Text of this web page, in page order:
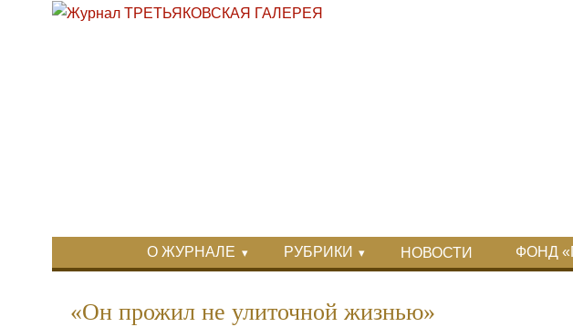
Перейти к основному содержанию
Skip to search
О ЖУРНАЛЕ РУБРИКИ НОВОСТИ ФОНД
«Он прожил не улиточной жизнью»